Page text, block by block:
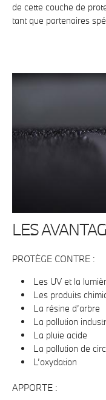
de cette couche de
tant que partenaires
LES
PROTÈGE CONTRE :
Les UV et la
Les produits
La résine d’arbre
La pollution
La pluie acide
La pollution de
L’oxydation
APPORTE :